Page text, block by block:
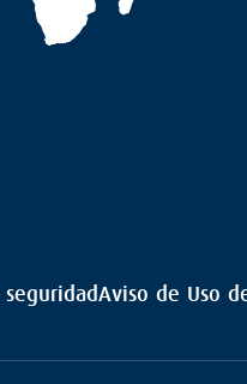
seguridadAviso de Uso